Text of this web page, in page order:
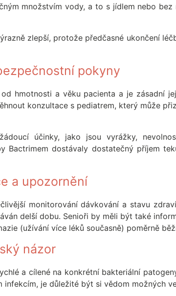
množstvím vody, a to s jídlem nebo bez
zlepší, protože předčasné ukončení
pokyny
hmotnosti a věku pacienta a je zásadní
konzultace s pediatrem, který může
účinky, jako jsou vyrážky,
Bactrimem dostávaly dostatečný příjem
a upozornění
monitorování dávkování a stavu
delší dobu. Senioři by měli být také
(užívání více léků současně) poměrně
názor
a cílené na konkrétní bakteriální
je důležité být si vědom možných